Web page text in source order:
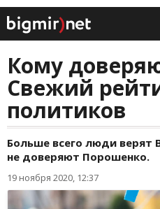
Кому
Свежий
политиков
Больше всего люди верят
не доверяют Порошенко.
19 ноября 2020, 12:37